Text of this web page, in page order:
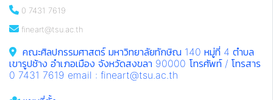
0 7431 7619
fineart@tsu.ac.th
คณะศิลปกรรมศาสตร์ มหาวิทยาลัยทักษิณ 140 หมู่ที่ 4 ตำบล
เขารูปช้าง อำเภอเมือง จังหวัดสงขลา 90000 โทรศัพท์ / โทรสาร
0 7431 7619 email : fineart@tsu.ac.th